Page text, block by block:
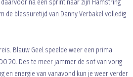
na een sprint naar zijn Hamstring
de blessuretijd van Danny Verbakel volledig
Blauw Geel speelde weer een prima
Des te meer jammer de sof van vorig
en energie van vanavond kun je weer verder